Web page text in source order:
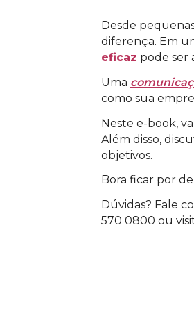
Desde
diferença. Em
eficaz pode ser
Uma
como sua
Neste e-book,
Além disso,
objetivos.
Bora ficar por
Dúvidas? Fale
570 0800 ou